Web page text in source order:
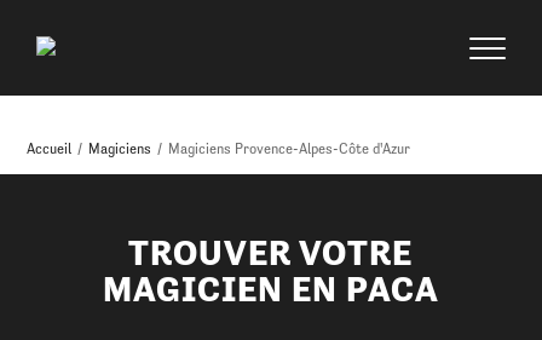
Accueil / Magiciens / Magiciens Provence-Alpes-Côte d'Azur
TROUVER VOTRE
MAGICIEN EN PACA